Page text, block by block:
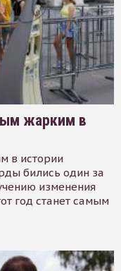
жарким в
в истории
бились один за
изменения
год станет самым